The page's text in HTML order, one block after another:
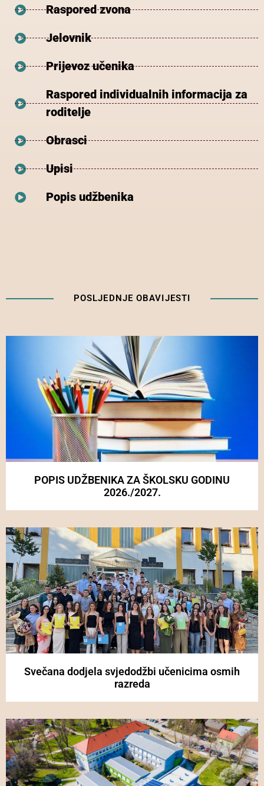
Raspored zvona
Jelovnik
Prijevoz učenika
Raspored individualnih informacija za
roditelje
Obrasci
Upisi
Popis udžbenika
POSLJEDNJE OBAVIJESTI
POPIS UDŽBENIKA ZA ŠKOLSKU GODINU
2026./2027.
Svečana dodjela svjedodžbi učenicima osmih
razreda